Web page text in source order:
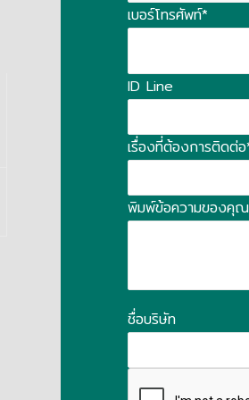
เบอร์โทรศัพท์*
ID Line
เรื่องที่ต้องการติดต่
พิมพ์ข้อความของคุ
ชื่อบริษัท